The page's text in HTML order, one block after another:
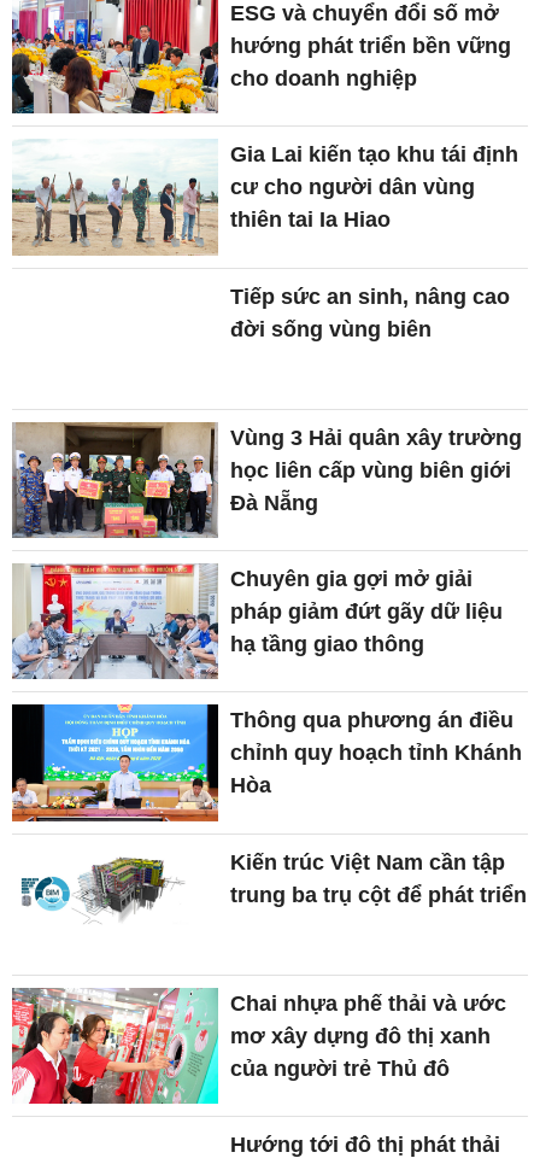
ESG và chuyển đổi số mở
hướng phát triển bền vững
cho doanh nghiệp
Gia Lai kiến tạo khu tái định
cư cho người dân vùng
thiên tai Ia Hiao
Tiếp sức an sinh, nâng cao
đời sống vùng biên
Vùng 3 Hải quân xây trường
học liên cấp vùng biên giới
Đà Nẵng
Chuyên gia gợi mở giải
pháp giảm đứt gãy dữ liệu
hạ tầng giao thông
Thông qua phương án điều
chỉnh quy hoạch tỉnh Khánh
Hòa
Kiến trúc Việt Nam cần tập
trung ba trụ cột để phát triển
Chai nhựa phế thải và ước
mơ xây dựng đô thị xanh
của người trẻ Thủ đô
Hướng tới đô thị phát thải